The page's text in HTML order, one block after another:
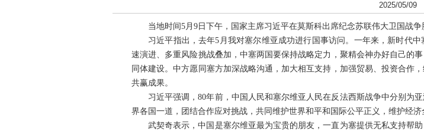
2025/05/09
当地时间5月9日下午，国家主席习近平在莫斯科出席纪念苏联伟大卫国战
习近平指出，去年5月我对塞尔维亚成功进行国事访问。一年来，新时代
速演进、多重风险挑战叠加，中塞两国要保持战略定力，聚精会神办好自己的
同体建设。中方愿同塞方加深战略沟通，加大相互支持，加强贸易、投资合作
共赢成果。
习近平强调，80年前，中国人民和塞尔维亚人民在反法西斯战争中分别为
界各国一道，团结合作应对挑战，共同维护世界和平和国际公平正义，维护经济
武契奇表示，中国是塞尔维亚最为宝贵的朋友，一直为塞提供无私支持帮